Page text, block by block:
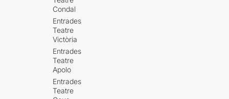
Condal
Entrades
Teatre
Victòria
Entrades
Teatre
Apolo
Entrades
Teatre